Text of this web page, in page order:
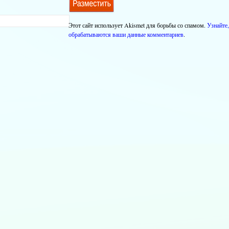
Этот сайт использует Akismet для борьбы со спамом.
обрабатываются ваши данные комментариев.